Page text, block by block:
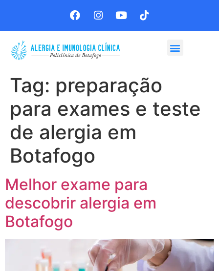
Tag: preparação
para exames e teste
de alergia em
Botafogo
Melhor exame para
descobrir alergia em
Botafogo